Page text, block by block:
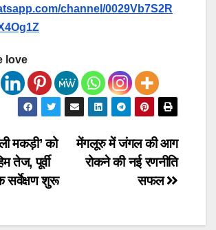
channel/0029Vb7S2R
love
मेंगलूरु में जंगल की आग
रोकने की नई रणनीति
सफल
मकड़ी’ को
तेज, पूर्वी
सर्वेक्षण शुरू